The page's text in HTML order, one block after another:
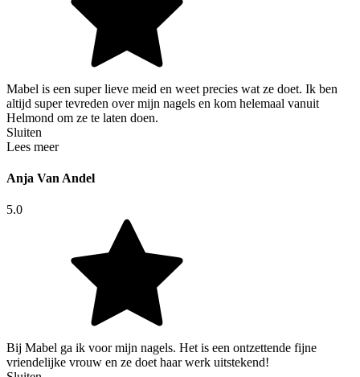
Mabel is een super lieve meid en weet precies wat ze doet. Ik ben
altijd super tevreden over mijn nagels en kom helemaal vanuit
Helmond om ze te laten doen.
Sluiten
Lees meer
Anja Van Andel
5.0
Bij Mabel ga ik voor mijn nagels. Het is een ontzettende fijne
vriendelijke vrouw en ze doet haar werk uitstekend!